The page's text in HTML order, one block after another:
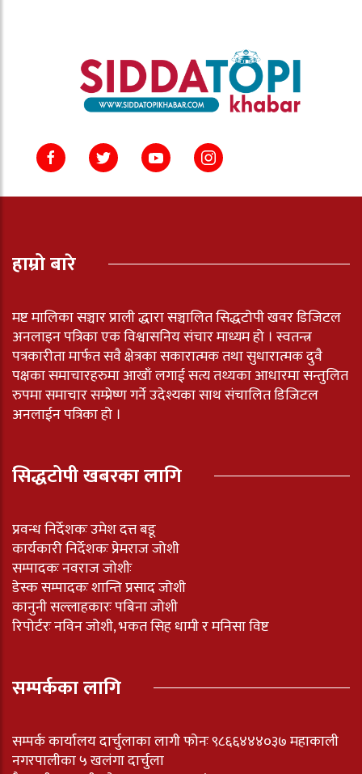
हाम्रो बारे
मष्ट मालिका सञ्चार प्राली द्धारा सञ्चालित सिद्धटोपी खवर डिजिटल
अनलाइन पत्रिका एक विश्वासनिय संचार माध्यम हो । स्वतन्त्र
पत्रकारीता मार्फत सवै क्षेत्रका सकारात्मक तथा सुधारात्मक दुवै
पक्षका समाचारहरुमा आखाँ लगाई सत्य तथ्यका आधारमा सन्तुलित
रुपमा समाचार सम्प्रेष्ण गर्ने उदेश्यका साथ संचालित डिजिटल
अनलाईन पत्रिका हो ।
सिद्धटोपी खबरका लागि
प्रवन्ध निर्देशकः उमेश दत्त बडू
कार्यकारी निर्देशकः प्रेमराज जोशी
सम्पादकः नवराज जोशीः
डेस्क सम्पादकः शान्ति प्रसाद जोशी
कानुनी सल्लाहकारः पबिना जोशी
रिपोर्टरः नविन जोशी, भकत सिह धामी र मनिसा विष्ट
सम्पर्कका लागि
सम्पर्क कार्यालय दार्चुलाका लागी फोनः ९८६६४४४०३७ महाकाली
नगरपालीका ५ खलंगा दार्चुला